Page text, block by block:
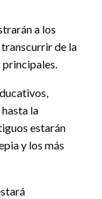
a los
transcurrir de la
principales.
la
estarán
y los más